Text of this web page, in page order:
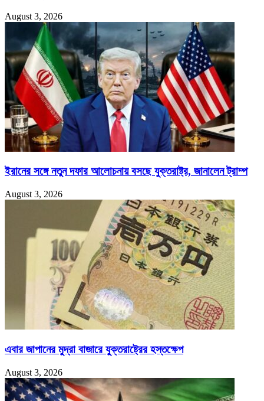
August 3, 2026
ইরানের সঙ্গে নতুন দফার আলোচনায় বসছে যুক্তরাষ্ট্র, জানালেন ট্রাম্প
August 3, 2026
এবার জাপানের মুদ্রা বাজারে যুক্তরাষ্ট্রের হস্তক্ষেপ
August 3, 2026